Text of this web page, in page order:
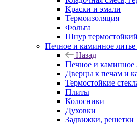
Краски и эмали
Термоизоляция
Фольга
Шнур термостойкий
Печное и каминное литье
Назад
Печное и каминное
Дверцы к печам и
Термостойкие
Плиты
Колосники
Духовки
Задвижки, решетки